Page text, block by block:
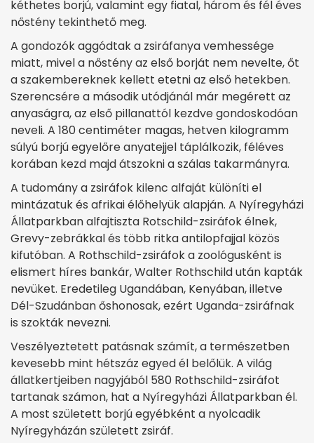
kéthetes borjú, valamint egy fiatal, három és fél éves
nőstény tekinthető meg.
A gondozók aggódtak a zsiráfanya vemhessége
miatt, mivel a nőstény az első borját nem nevelte, őt
a szakembereknek kellett etetni az első hetekben.
Szerencsére a második utódjánál már megérett az
anyaságra, az első pillanattól kezdve gondoskodóan
neveli. A 180 centiméter magas, hetven kilogramm
súlyú borjú egyelőre anyatejjel táplálkozik, féléves
korában kezd majd átszokni a szálas takarmányra.
A tudomány a zsiráfok kilenc alfaját különíti el
mintázatuk és afrikai élőhelyük alapján. A Nyíregyházi
Állatparkban alfajtiszta Rotschild-zsiráfok élnek,
Grevy-zebrákkal és több ritka antilopfajjal közös
kifutóban. A Rothschild-zsiráfok a zoológusként is
elismert híres bankár, Walter Rothschild után kapták
nevüket. Eredetileg Ugandában, Kenyában, illetve
Dél-Szudánban őshonosak, ezért Uganda-zsiráfnak
is szokták nevezni.
Veszélyeztetett patásnak számít, a természetben
kevesebb mint hétszáz egyed él belőlük. A világ
állatkertjeiben nagyjából 580 Rothschild-zsiráfot
tartanak számon, hat a Nyíregyházi Állatparkban él.
A most született borjú egyébként a nyolcadik
Nyíregyházán született zsiráf.